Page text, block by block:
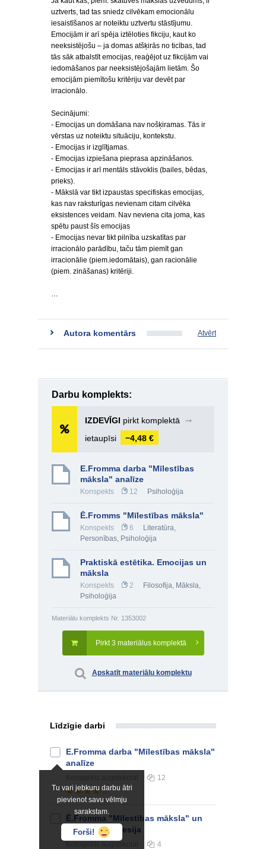
uztverts, tad tas sniedz cilvēkam emocionālu
iesaistīšanos ar noteiktu uztvertu stāstījumu.
Emocijām ir arī spēja iztēloties fikciju, kaut ko
neeksistējošu – ja domas atšķirās no ticības, tad
tās sāk atbalstīt emocijas, reaģējot uz fikcijām vai
iedomāšanos par neeksistējošajām lietām. Šo
emocijām piemītošu kritēriju var devēt par
irracionālo.
Secinājumi:
- Emocijas un domāšana nav nošķiramas. Tās ir
vērstas uz noteiktu situāciju, kontekstu.
- Emocijas ir izglītjamas.
- Emocijas izpiešana pieprasa apzināšanos.
- Emocijas ir arī mentāls stāvoklis (bailes, bēdas,
prieks).
- Mākslā var tikt izpaustas specifiskas emocijas,
kas nav raksturīgas nevienam citam cilvēka
eksistences veidam. Nav neviena cita joma, kas
spētu paust šīs emocijas
- Emocijas nevar tikt pilnība uzskatītas par
irracionālo parādību, taču tām piemīt gan
irracionālie (piem.iedomātais), gan racionālie
(piem. zināšanas) kritēriji.
…
Autora komentārs Atvērt
Darbu komplekts:
IZDEVĪGI pirkt komplektā
➞
ietaupīsi
−4,48 €
E.Fromma darba "Mīlestības
māksla" analīze
Konspekts 12 Psiholoģija
Ē.Fromms "Mīlestības māksla"
Konspekts 6 Literatūra,
Personības, Psiholoģija
Praktiskā estētika. Emocijas un
māksla
Konspekts 2 Filosofija, Māksla,
Psiholoģija
Materiālu komplekts Nr. 1353002
Pirkt 3 materiālus komplektā
Apskatīt materiālu komplektu
Līdzīgie darbi
Tu vari jebkuru darbu ātri
pievienot savu vēlmju
sarakstam.
Forši!
E.Fromma darba "Mīlestības māksla"
analīze
12
Ē.Fromma "Mīlestības māksla" un
skolotāja profesija
4